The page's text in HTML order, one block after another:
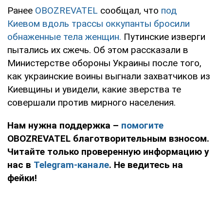
Ранее OBOZREVATEL сообщал, что под
Киевом вдоль трассы оккупанты бросили
обнаженные тела женщин. Путинские изверги
пытались их сжечь. Об этом рассказали в
Министерстве обороны Украины после того,
как украинские воины выгнали захватчиков из
Киевщины и увидели, какие зверства те
совершали против мирного населения.
Нам нужна поддержка – помогите
OBOZREVATEL благотворительным взносом.
Читайте только проверенную информацию у
нас в Telegram-канале. Не ведитесь на
фейки!